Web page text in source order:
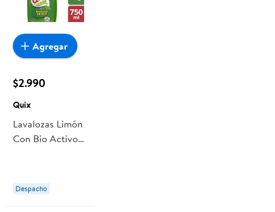
$2.990
Quix
Lavalozas Limón
Con Bio Activos
Despacho
Agregar